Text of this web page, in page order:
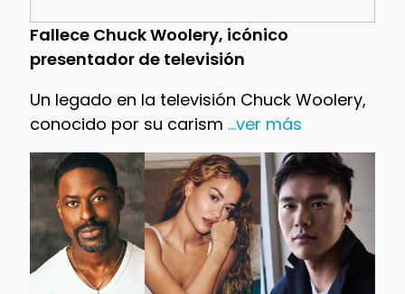
Fallece Chuck Woolery, icónico
presentador de televisión
Un legado en la televisión Chuck Woolery,
conocido por su carism ...ver más